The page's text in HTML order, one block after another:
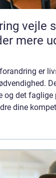
sådan
mere
er
og det faglige
dine